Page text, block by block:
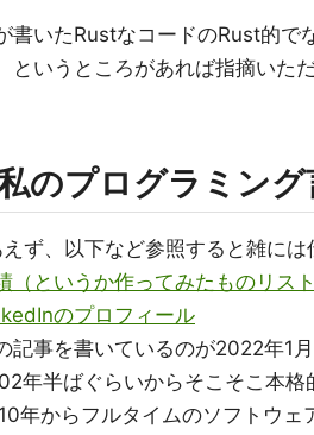
書いたRustなコードのRust的
というところがあれば指摘いた
のプログラミン
えず、以下など参照すると雑に
（というか作ってみたものリス
のプロフィール
記事を書いているのが2022年1
年半ばぐらいからそこそこ本格
年からフルタイムのソフトウェ